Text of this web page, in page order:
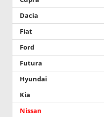
Dacia
Fiat
Ford
Futura
Hyundai
Kia
Nissan